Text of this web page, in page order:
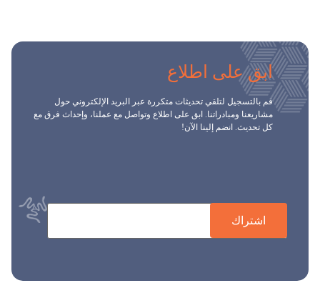
ابق على اطلاع
قم بالتسجيل لتلقي تحديثات متكررة عبر البريد الإلكتروني حول
مشاريعنا ومبادراتنا. ابق على اطلاع وتواصل مع عملنا، وإحداث فرق مع
كل تحديث. انضم إلينا الآن!
اشتراك